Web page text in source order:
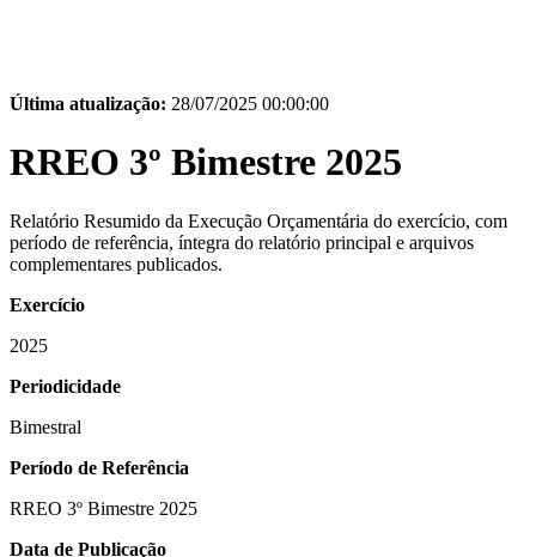
Última atualização: 28/07/2025 00:00:00
RREO 3º Bimestre 2025
Relatório Resumido da Execução Orçamentária do exercício, com
período de referência, íntegra do relatório principal e arquivos
complementares publicados.
Exercício
2025
Periodicidade
Bimestral
Período de Referência
RREO 3º Bimestre 2025
Data de Publicação